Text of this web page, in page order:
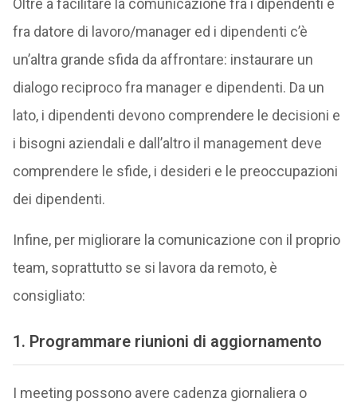
Oltre a facilitare la comunicazione fra i dipendenti e
fra datore di lavoro/manager ed i dipendenti c’è
un’altra grande sfida da affrontare: instaurare un
dialogo reciproco fra manager e dipendenti. Da un
lato, i dipendenti devono comprendere le decisioni e
i bisogni aziendali e dall’altro il management deve
comprendere le sfide, i desideri e le preoccupazioni
dei dipendenti.
Infine, per migliorare la comunicazione con il proprio
team, soprattutto se si lavora da remoto, è
consigliato:
1. Programmare riunioni di aggiornamento
I meeting possono avere cadenza giornaliera o